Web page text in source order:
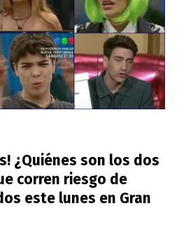
¿Quiénes son los dos
corren riesgo de
este lunes en Gran